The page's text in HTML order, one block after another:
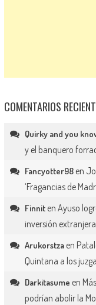
COMENTARIOS
Quirky and you
y el banquero
Fancyotter98en
‘Fragancias de
Finniten Ayuso
inversión extranjera
Arukorstzaen
Quintana a los
Darkitasume en
podrían abolir la